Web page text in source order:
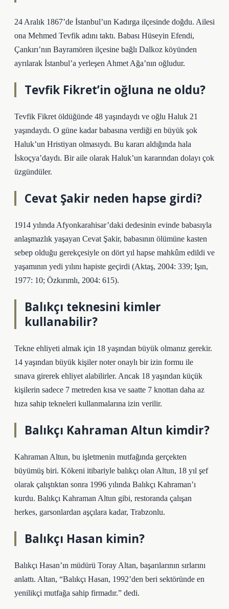
24 Aralık 1867’de İstanbul’un Kadırga ilçesinde doğdu. Ailesi
ona Mehmed Tevfik adını taktı. Babası Hüseyin Efendi,
Çankırı’nın Bayramören ilçesine bağlı Dalkoz köyünden
ayrılarak İstanbul’a yerleşen Ahmet Ağa’nın oğludur.
Tevfik Fikret’in oğluna ne oldu?
Tevfik Fikret öldüğünde 48 yaşındaydı ve oğlu Haluk 21
yaşındaydı. O güne kadar babasına verdiği en büyük şok
Haluk’un Hristiyan olmasıydı. Bu kararı aldığında hala
İskoçya’daydı. Bir aile olarak Haluk’un kararından dolayı çok
üzgündüler.
Cevat Şakir neden hapse girdi?
1914 yılında Afyonkarahisar’daki dedesinin evinde babasıyla
anlaşmazlık yaşayan Cevat Şakir, babasının ölümüne kasten
sebep olduğu gerekçesiyle on dört yıl hapse mahkûm edildi ve
yaşamının yedi yılını hapiste geçirdi (Aktaş, 2004: 339; Işın,
1977: 10; Özkırımlı, 2004: 615).
Balıkçı teknesini kimler
kullanabilir?
Tekne ehliyeti almak için 18 yaşından büyük olmanız gerekir.
14 yaşından büyük kişiler noter onaylı bir izin formu ile
sınava girerek ehliyet alabilirler. Ancak 18 yaşından küçük
kişilerin sadece 7 metreden kısa ve saatte 7 knottan daha az
hıza sahip tekneleri kullanmalarına izin verilir.
Balıkçı Kahraman Altun kimdir?
Kahraman Altun, bu işletmenin mutfağında gerçekten
büyümüş biri. Kökeni itibariyle balıkçı olan Altun, 18 yıl şef
olarak çalıştıktan sonra 1996 yılında Balıkçı Kahraman’ı
kurdu. Balıkçı Kahraman Altun gibi, restoranda çalışan
herkes, garsonlardan aşçılara kadar, Trabzonlu.
Balıkçı Hasan kimin?
Balıkçı Hasan’ın müdürü Toray Altan, başarılarının sırlarını
anlattı. Altan, “Balıkçı Hasan, 1992’den beri sektöründe en
yenilikçi mutfağa sahip firmadır.” dedi.